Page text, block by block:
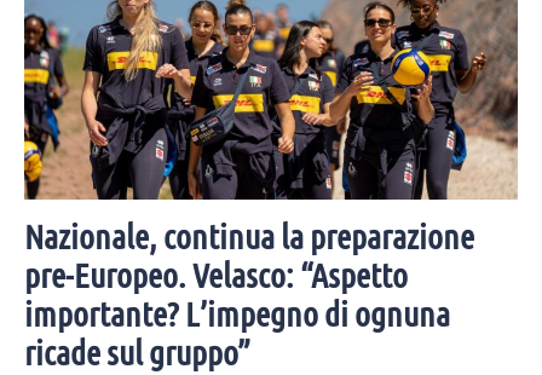
Nazionale, continua la preparazione
pre-Europeo. Velasco: “Aspetto
importante? L’impegno di ognuna
ricade sul gruppo”